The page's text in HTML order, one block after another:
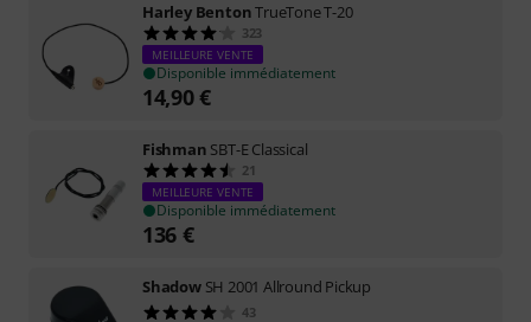
Harley BentonTrueTone T-20
323
MEILLEURE VENTE
Disponible immédiatement
14,90€
Fishman SBT-E Classical
21
MEILLEURE VENTE
Disponible immédiatement
136 €
Shadow SH 2001 Allround Pickup
43